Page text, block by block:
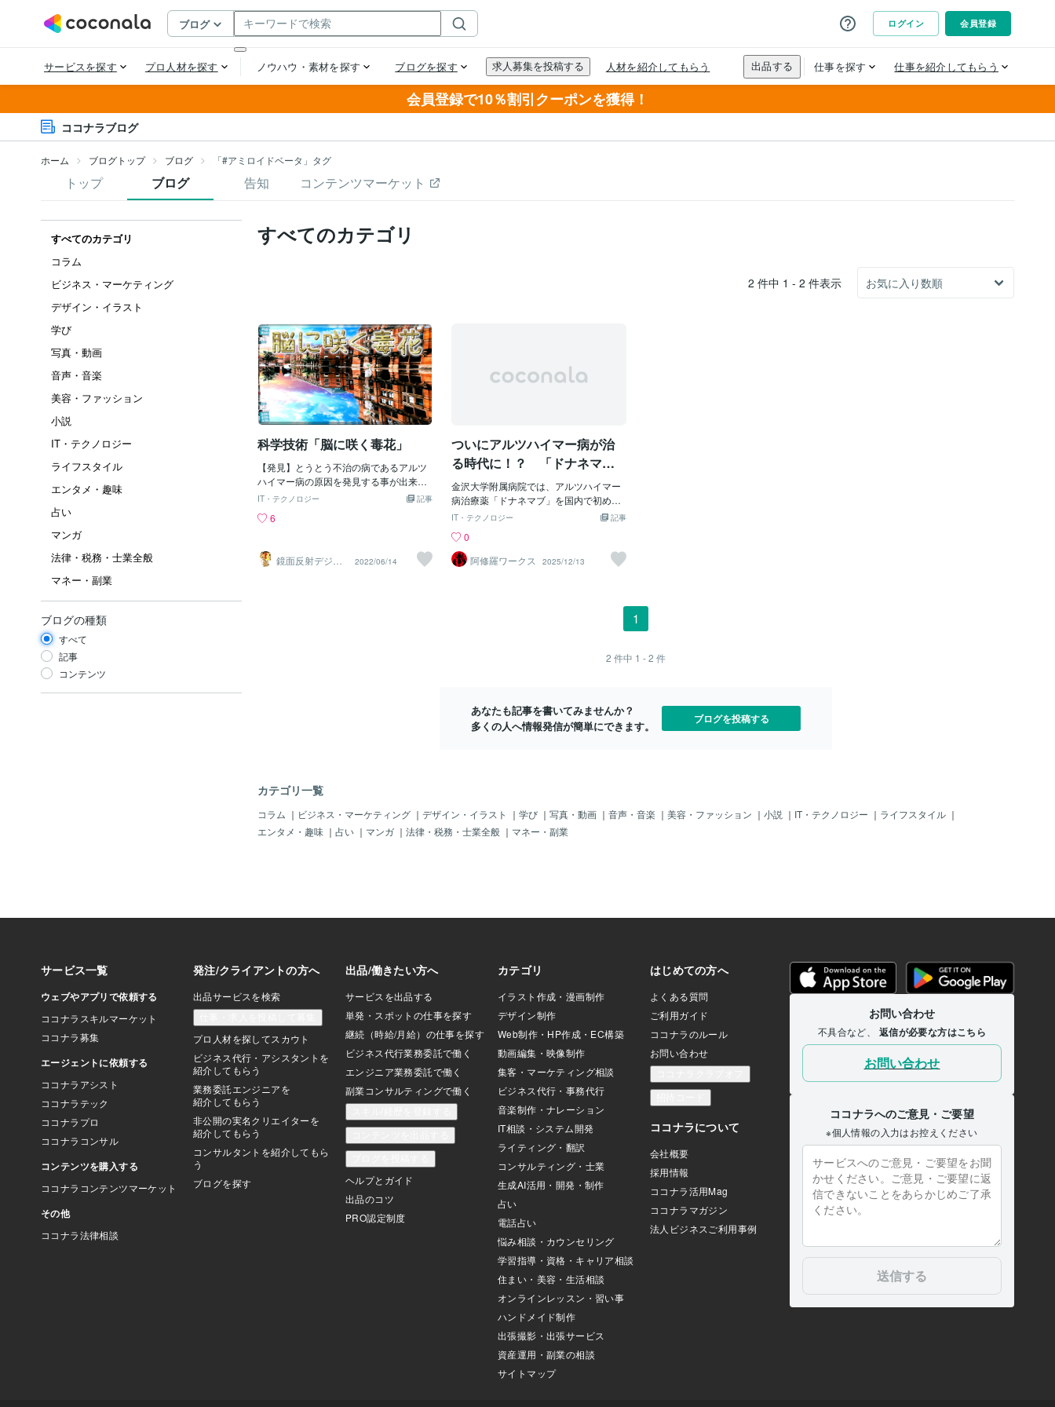
会員登録で10％割引クーポンを獲得！
ココナラブログ
ホーム ブログトップ ブログ 「#アミロイドベータ」タグ
トップ ブログ 告知 コンテンツマーケット
すべてのカテゴリ
コラム
ビジネス・マーケティング
デザイン・イラスト
学び
写真・動画
音声・音楽
美容・ファッション
小説
IT・テクノロジー
ライフスタイル
エンタメ・趣味
占い
マンガ
法律・税務・士業全般
マネー・副業
ブログの種類
すべて
記事
コンテンツ
すべてのカテゴリ
2 件中 1 - 2 件表示
科学技術「脳に咲く毒花」
【発見】とうとう不治の病であるアルツ
ハイマー病の原因を発見する事が出来ま
した。その原因はアルツハイマーになる
ロイドβを分解できない事です。健康な脳
積させません。アルツハイマーになる原
因は今ま毒を出すタンパク質のアミロイ
ァゴソームという入れ物でこれが老廃物
して満タンまでため込むと酸性の液体
「リソソーム」と融合し老廃物を分解し
し何とか分解しようと試みます。でも分
って行きます。〓＝〓＝〓＝〓＝〓＝〓
＝〓＝〓＝〓＝〓【毒の花】そして老廃
物を分解できないのに分解液リソソーム
と融合しまくって老廃物
記事
IT・テクノロジー
6
鏡面反射デジタ
ルアート製作所
2022/06/14
ついにアルツハイマー病が治
る時代に！？ 「ドナネマ
ブ」でアミロイドβを除去
金沢大学附属病院では、アルツハイマー
病治療薬「ドナネマブ」を国内で初めて
患者に投与し、脳内に蓄積していた原因
されたことが確認されました。 70代女性
の患者は1年間、月に1度のペースで薬の
投与を受け続けた結果、治療開始時と比
えました。この薬を投与し終えた際、患
た」と語り、ご家族も「本当に安心し
た」と胸をなでおろしていたそうです。
割です。 さらに「患者ごとに薬の効き方
は異なるので、今後は新しい薬やオーダ
ーメイド診療が広がっていく」と小野教
タ解析やシミュレーションを活用してい
るはず。 プログラムやアルゴリズムの力
が人の生活を根本から支えているんだな
と実感します。 新しい治療薬も、きっと
どこか
記事
IT・テクノロジー
0
阿修羅ワークス
2025/12/13
1
2 件中 1 - 2 件
あなたも記事を書いてみませんか？
多くの人へ情報発信が簡単にできます。
ブログを投稿する
カテゴリ一覧
コラム ｜ ビジネス・マーケティング ｜ デザイン・イラスト ｜ 学び ｜ 写真・動画 ｜ 音声・音楽 ｜ 美容・ファッション ｜ 小説 ｜ IT・テクノロジー ｜ ライフスタイル ｜
エンタメ・趣味 ｜ 占い ｜ マンガ ｜ 法律・税務・士業全般 ｜ マネー・副業